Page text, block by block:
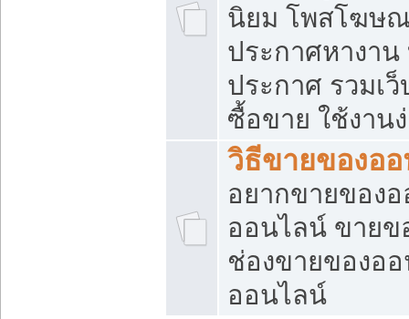
นิยม โพสโฆษ
ประกาศหางาน
ประกาศ รวมเ
ซื้อขาย ใช้งาน
วิธีขายของอ
อยากขายของ
ออนไลน์ ขายข
ช่องขายของอ
ออนไลน์